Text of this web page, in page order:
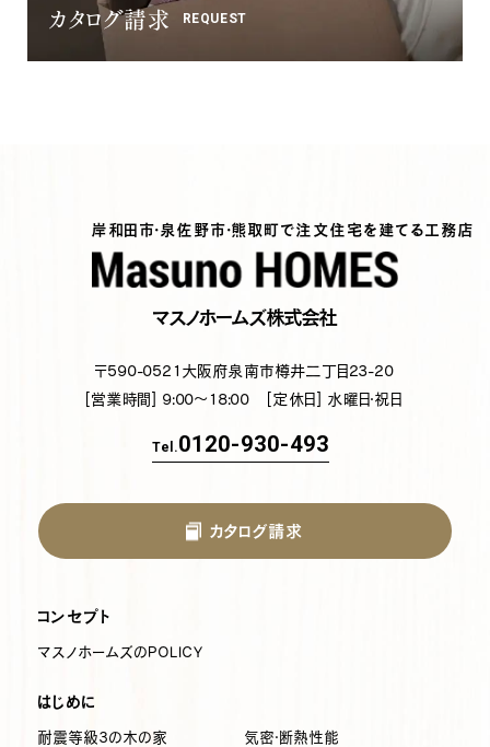
カタログ請求 REQUEST
岸和田市・泉佐野市・熊取町で注文住宅を建てる工務店
マスノホームズ株式会社
〒590-0521 大阪府泉南市樽井二丁目23-20
[営業時間] 9:00～18:00 [定休日] 水曜日・祝日
Tel.0120-930-493
カタログ請求
コンセプト
マスノホームズのPOLICY
はじめに
耐震等級3の木の家 気密・断熱性能